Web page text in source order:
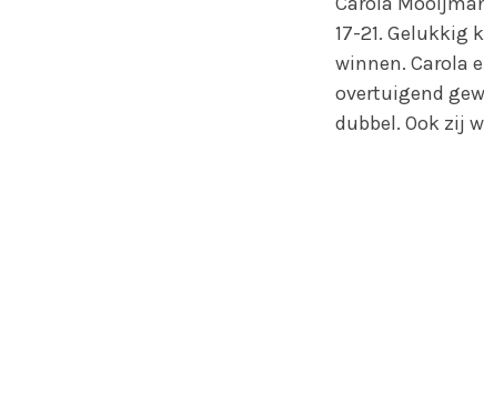
17-21. Gelukkig
winnen. Carola
overtuigend
dubbel. Ook zij